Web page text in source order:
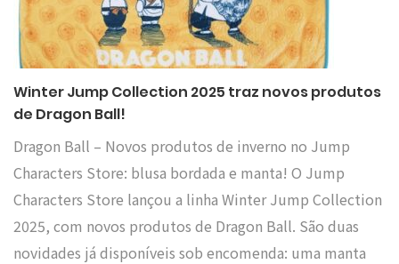
Winter Jump Collection 2025 traz novos produtos
de Dragon Ball!
Dragon Ball – Novos produtos de inverno no Jump
Characters Store: blusa bordada e manta! O Jump
Characters Store lançou a linha Winter Jump Collection
2025, com novos produtos de Dragon Ball. São duas
novidades já disponíveis sob encomenda: uma manta